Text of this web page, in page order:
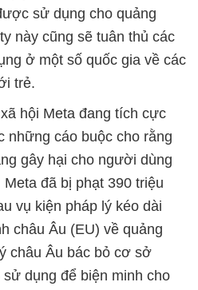
sử dụng cho quảng
này cũng sẽ tuân thủ các
ở một số quốc gia về các
trẻ.
hội Meta đang tích cực
những cáo buộc cho rằng
gây hại cho người dùng
đã bị phạt 390 triệu
vụ kiện pháp lý kéo dài
châu Âu (EU) về quảng
châu Âu bác bỏ cơ sở
dụng để biện minh cho